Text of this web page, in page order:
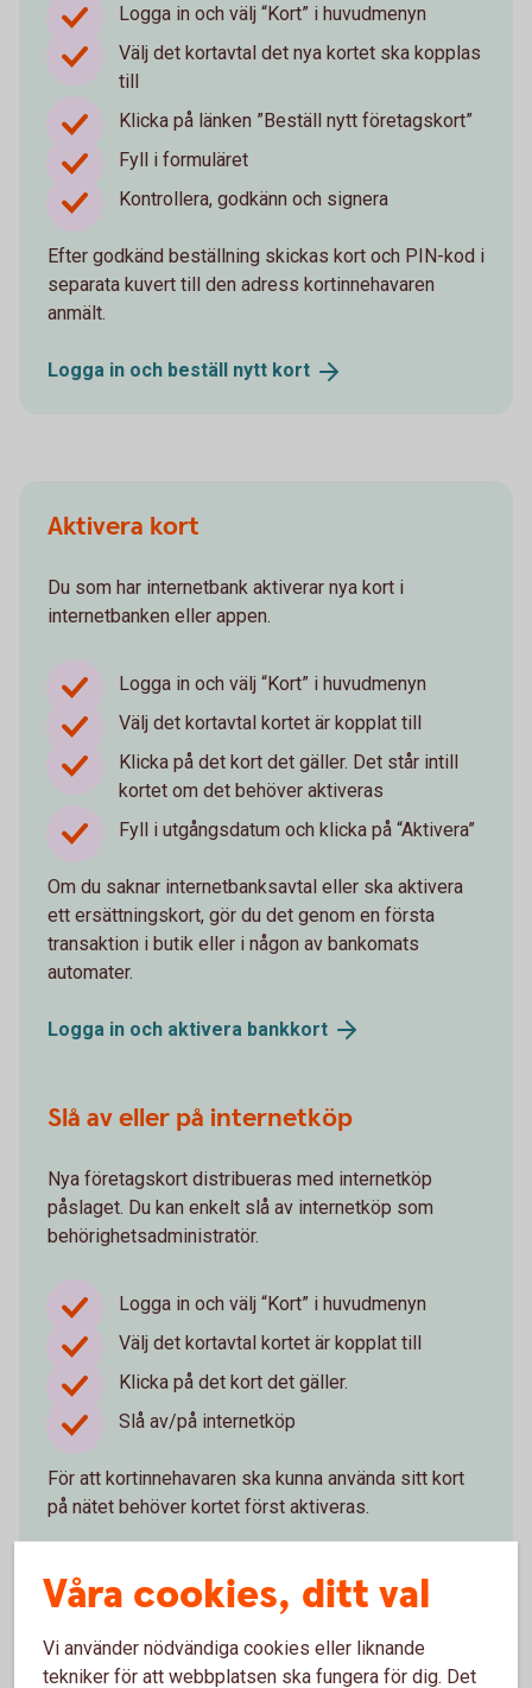
Logga in och välj “Kort” i huvudmenyn
Välj det kortavtal det nya kortet ska kopplas
till
Klicka på länken ”Beställ nytt företagskort”
Fyll i formuläret
Kontrollera, godkänn och signera
Efter godkänd beställning skickas kort och PIN-kod i
separata kuvert till den adress kortinnehavaren
anmält.
Logga in och beställ nytt kort
Aktivera kort
Du som har internetbank aktiverar nya kort i
internetbanken eller appen.
Logga in och välj “Kort” i huvudmenyn
Välj det kortavtal kortet är kopplat till
Klicka på det kort det gäller. Det står intill
kortet om det behöver aktiveras
Fyll i utgångsdatum och klicka på “Aktivera”
Om du saknar internetbanksavtal eller ska aktivera
ett ersättningskort, gör du det genom en första
transaktion i butik eller i någon av bankomats
automater.
Logga in och aktivera bankkort
Slå av eller på internetköp
Nya företagskort distribueras med internetköp
påslaget. Du kan enkelt slå av internetköp som
behörighetsadministratör.
Logga in och välj “Kort” i huvudmenyn
Välj det kortavtal kortet är kopplat till
Klicka på det kort det gäller.
Slå av/på internetköp
För att kortinnehavaren ska kunna använda sitt kort
på nätet behöver kortet först aktiveras.
Våra cookies, ditt val
Vi använder nödvändiga cookies eller liknande
tekniker för att webbplatsen ska fungera för dig. Det